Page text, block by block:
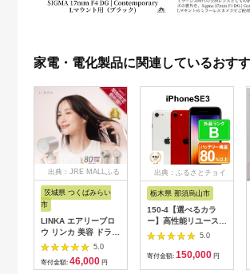
家電・電化製品に関連しているおす
出典：JRE MALLふる
茨城県 つくばみらい
市
LINKA エアリーブロ
ウ リンカ 美容 ドライ
ヤー ヘアケア 髪 エス
テ ギフト ラッピング
贈呈品 プレゼント 母
5.0
寄付金額: 46,000 円
出典：ふるさとチョイ
栃木県 那須烏山市
150-4【選べるカラ
ー】高性能リユース
スマホ Apple
iPhoneSE 3 128GB
SIMロック解除済 本
5.0
寄付金額: 150,000 円